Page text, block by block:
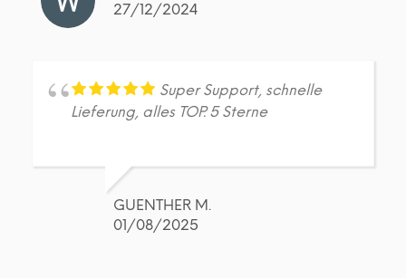
27/12/2024
Super Support, schnelle
Lieferung, alles TOP. 5 Sterne
GUENTHER M.
01/08/2025